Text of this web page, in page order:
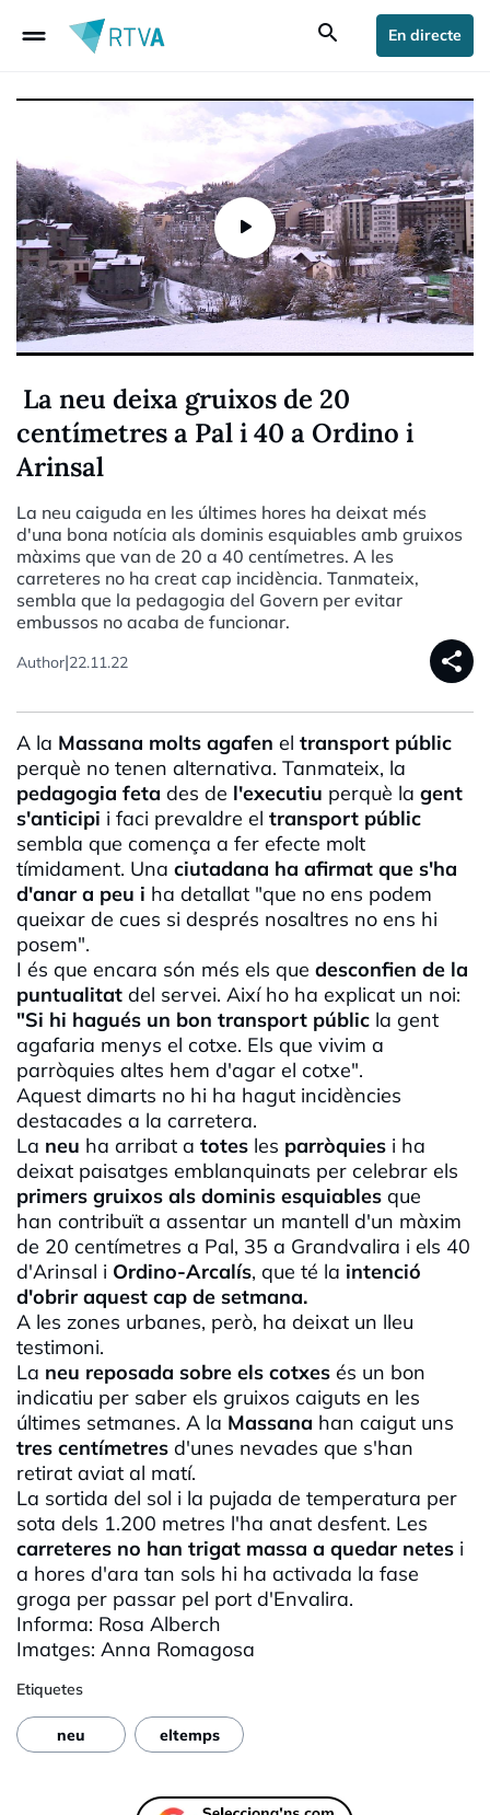
drag_handle search En directe
La neu deixa gruixos de 20
centímetres a Pal i 40 a Ordino i
Arinsal
La neu caiguda en les últimes hores ha deixat més
d'una bona notícia als dominis esquiables amb gruixos
màxims que van de 20 a 40 centímetres. A les
carreteres no ha creat cap incidència. Tanmateix,
sembla que la pedagogia del Govern per evitar
embussos no acaba de funcionar.
Author|22.11.22 share
A la Massana molts agafen el transport públic
perquè no tenen alternativa. Tanmateix, la
pedagogia feta des de l'executiu perquè la gent
s'anticipi i faci prevaldre el transport públic
sembla que comença a fer efecte molt
tímidament. Una ciutadana ha afirmat que s'ha
d'anar a peu i ha detallat "que no ens podem
queixar de cues si després nosaltres no ens hi
posem".
I és que encara són més els que desconfien de la
puntualitat del servei. Així ho ha explicat un noi:
"Si hi hagués un bon transport públic la gent
agafaria menys el cotxe. Els que vivim a
parròquies altes hem d'agar el cotxe".
Aquest dimarts no hi ha hagut incidències
destacades a la carretera.
La neu ha arribat a totes les parròquies i ha
deixat paisatges emblanquinats per celebrar els
primers gruixos als dominis esquiables que
han contribuït a assentar un mantell d'un màxim
de 20 centímetres a Pal, 35 a Grandvalira i els 40
d'Arinsal i Ordino-Arcalís, que té la intenció
d'obrir aquest cap de setmana.
A les zones urbanes, però, ha deixat un lleu
testimoni.
La neu reposada sobre els cotxes és un bon
indicatiu per saber els gruixos caiguts en les
últimes setmanes. A la Massana han caigut uns
tres centímetres d'unes nevades que s'han
retirat aviat al matí.
La sortida del sol i la pujada de temperatura per
sota dels 1.200 metres l'ha anat desfent. Les
carreteres no han trigat massa a quedar netes i
a hores d'ara tan sols hi ha activada la fase
groga per passar pel port d'Envalira.
Informa: Rosa Alberch
Imatges: Anna Romagosa
Etiquetes
neu eltemps